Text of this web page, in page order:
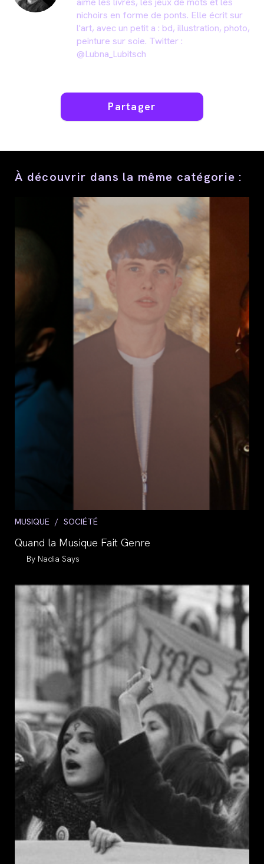
nichoirs en forme de ponts. Elle écrit sur
l'art, avec un petit a : bd, illustration, photo,
peinture sur soie. Twitter :
@Lubna_Lubitsch
Partager
Partager
À découvrir dans la même catégorie :
Post
MUSIQUE / SOCIÉTÉ
Quand la Musique Fait Genre
Auteur/autrice
la
publication :
Nadia Says